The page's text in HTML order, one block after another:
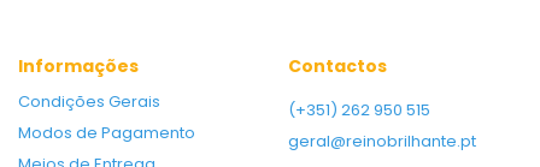
Informações
Condições Gerais
Modos de Pagamento
Contactos
(+351) 262 950 515
geral@reinobrilhante.pt